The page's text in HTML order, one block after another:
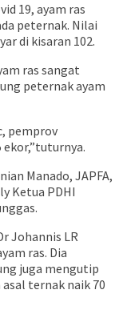
19, ayam ras
peternak. Nilai
di kisaran 102.
ras sangat
peternak ayam
pemprov
Manado, JAPFA,
Ketua PDHI
Johannis LR
ras. Dia
juga mengutip
ternak naik 70